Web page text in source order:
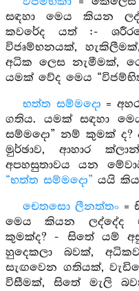
සඳහා මෙය කියන
කවරේද යත් :-
විජෘම්භනයක්,
අධික ලෙස නැමීමක්,
යමක් වේද මෙය
භත්ත සම්මදො =
ගතිය. යමක් සඳහා
සම්මදො” නම් කුමක් ද?
මුර්ඡාව, ආහාර
අපහසුතාවය යන
“භත්ත සම්මදො” යයි
චෙතසො ලීනත්තං=
මෙය කියන ලද්දේද
කුමක්ද? - සිතේ යම්
හුදෙකලා බවක්,
සැඟවෙන ගතියක්,
විසීමක්, සිතේ මැලි